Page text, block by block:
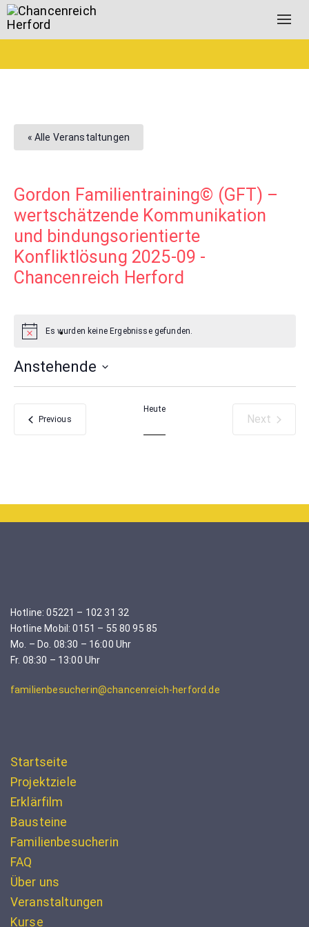
« Alle Veranstaltungen
Gordon Familientraining© (GFT) –
wertschätzende Kommunikation
und bindungsorientierte
Konfliktlösung 2025-09 -
Chancenreich Herford
Es wurden keine Ergebnisse gefunden.
Anstehende
Select
date.
PreviousVeranstaltungen
Heute
Next
Hotline: 05221 – 102 31 32
Hotline Mobil: 0151 – 55 80 95 85
Mo. – Do. 08:30 – 16:00 Uhr
Fr. 08:30 – 13:00 Uhr
familienbesucherin@chancenreich-herford.de
Startseite
Projektziele
Erklärfilm
Bausteine
Familienbesucherin
FAQ
Über uns
Veranstaltungen
Kurse